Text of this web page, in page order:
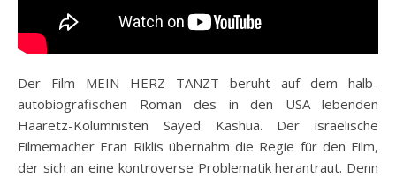
Der Film MEIN HERZ TANZT beruht auf dem halb-
autobiografischen Roman des in den USA lebenden
Haaretz-Kolumnisten Sayed Kashua. Der israelische
Filmemacher Eran Riklis übernahm die Regie für den Film,
der sich an eine kontroverse Problematik herantraut. Denn